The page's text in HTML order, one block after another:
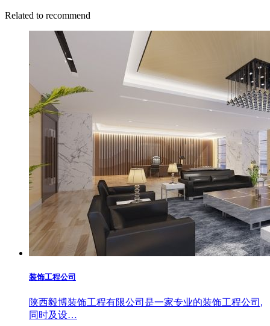
Related to recommend
装饰工程公司
陕西毅博装饰工程有限公司是一家专业的装饰工程公司,
同时及设…